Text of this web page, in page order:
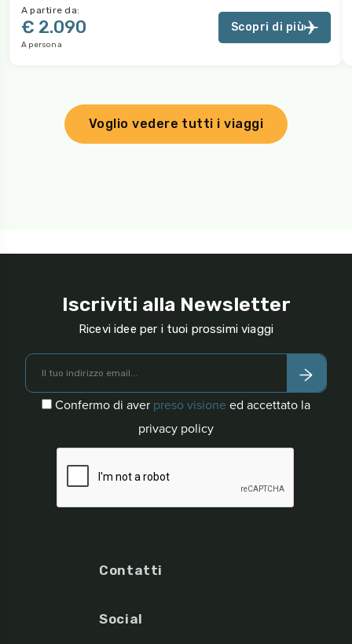
A partire da:
€ 2.090
A persona
Scopri di più
Voglio vedere tutti i viaggi
Iscriviti alla Newsletter
Ricevi idee per i tuoi prossimi viaggi
Confermo di aver preso visione ed accettato la
privacy policy
Contatti
Social